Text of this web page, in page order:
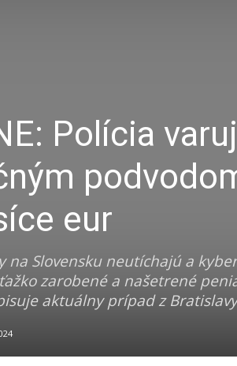
Polícia
eur
na Slovensku neutíchajú a
zarobené a našetrené
aktuálny prípad z